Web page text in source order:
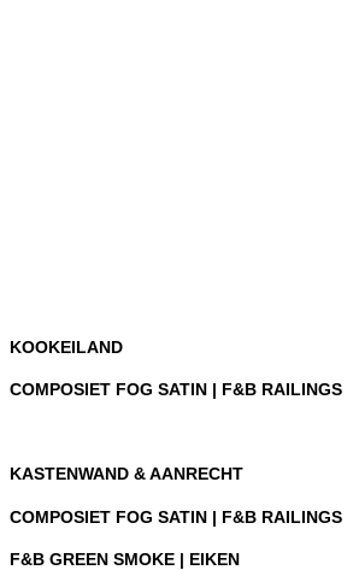
KOOKEILAND
COMPOSIET FOG SATIN | F&B RAILINGS
KASTENWAND & AANRECHT
COMPOSIET FOG SATIN | F&B RAILINGS
F&B GREEN SMOKE | EIKEN